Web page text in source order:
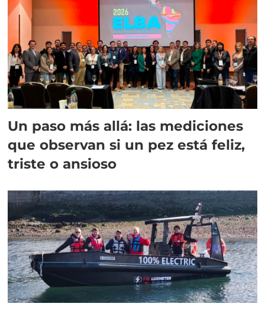
Un paso más allá: las mediciones
que observan si un pez está feliz,
triste o ansioso